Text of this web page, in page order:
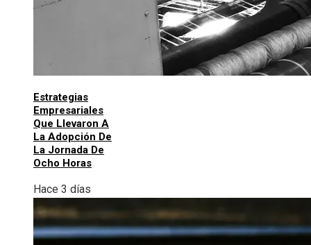
Estrategias
Empresariales
Que Llevaron A
La Adopción De
La Jornada De
Ocho Horas
Hace 3 días